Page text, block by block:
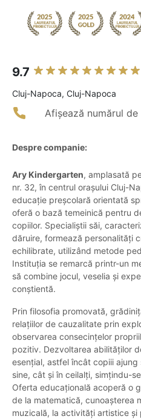
9.7
Cluj-Napoca, Cluj-Napoca
Afișează numărul
Despre companie:
Ary Kindergarten, amplasată
nr. 32, în centrul orașului Cluj-
educație preșcolară orientată
oferă o bază temeinică pentru
copiilor. Specialiștii săi,
dăruire, formează personalități
echilibrate, utilizând metode
Instituția se remarcă printr-un
să combine jocul, veselia și
conștientă.
Prin filosofia promovată,
relațiilor de cauzalitate prin
observarea consecințelor
pozitiv. Dezvoltarea abilităților
esențial, astfel încât copiii
sine, cât și în ceilalți, simțindu-
Oferta educațională acoperă o
de la matematică, cunoașterea
muzicală, la activități artistice